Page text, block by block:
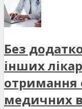
Без
інших
отримання
медичних